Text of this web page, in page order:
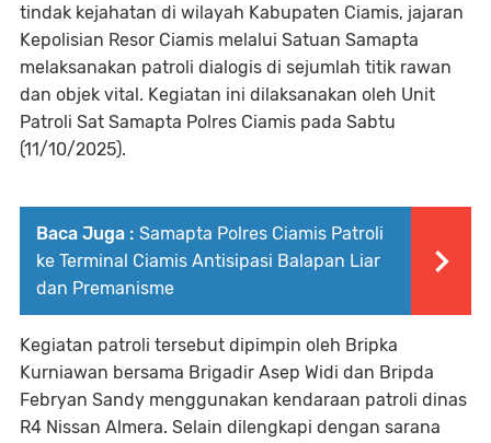
tindak kejahatan di wilayah Kabupaten Ciamis, jajaran
Kepolisian Resor Ciamis melalui Satuan Samapta
melaksanakan patroli dialogis di sejumlah titik rawan
dan objek vital. Kegiatan ini dilaksanakan oleh Unit
Patroli Sat Samapta Polres Ciamis pada Sabtu
(11/10/2025).
Baca Juga : Samapta Polres Ciamis Patroli
ke Terminal Ciamis Antisipasi Balapan Liar
dan Premanisme
Kegiatan patroli tersebut dipimpin oleh Bripka
Kurniawan bersama Brigadir Asep Widi dan Bripda
Febryan Sandy menggunakan kendaraan patroli dinas
R4 Nissan Almera. Selain dilengkapi dengan sarana